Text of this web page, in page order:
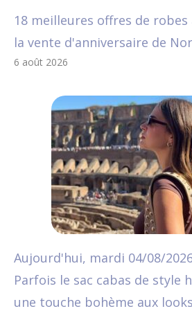
18 meilleures offres de
la vente d'anniversaire de
6 août 2026
Aujourd'hui, mardi 04/08/
Parfois le sac cabas de style
une touche bohème aux